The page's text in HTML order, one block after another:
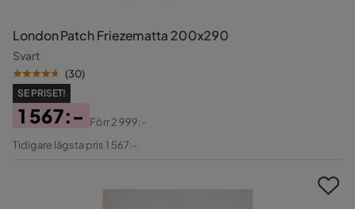
London Patch Friezematta 200x290
Svart
(30)
SE PRISET!
Pris
1 567:-
Original
Förr2 999:-
Tidigare lägsta pris 1 567:-